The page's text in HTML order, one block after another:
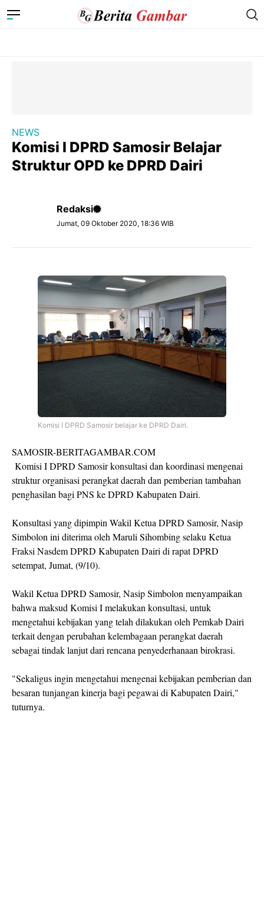
NEWS
Komisi I DPRD Samosir Belajar
Struktur OPD ke DPRD Dairi
Redaksi
Jumat, 09 Oktober 2020, 18:36 WIB
Komisi I DPRD Samosir belajar ke DPRD Dairi.
SAMOSIR-BERITAGAMBAR.COM
Komisi I DPRD Samosir konsultasi dan koordinasi mengenai
struktur organisasi perangkat daerah dan pemberian tambahan
penghasilan bagi PNS ke DPRD Kabupaten Dairi.
Konsultasi yang dipimpin Wakil Ketua DPRD Samosir, Nasip
Simbolon ini diterima oleh Maruli Sihombing selaku Ketua
Fraksi Nasdem DPRD Kabupaten Dairi di rapat DPRD
setempat, Jumat, (9/10).
Wakil Ketua DPRD Samosir, Nasip Simbolon menyampaikan
bahwa maksud Komisi I melakukan konsultasi, untuk
mengetahui kebijakan yang telah dilakukan oleh Pemkab Dairi
terkait dengan perubahan kelembagaan perangkat daerah
sebagai tindak lanjut dari rencana penyederhanaan birokrasi.
"Sekaligus ingin mengetahui mengenai kebijakan pemberian dan
besaran tunjangan kinerja bagi pegawai di Kabupaten Dairi,"
tuturnya.